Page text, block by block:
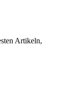
Artikeln,